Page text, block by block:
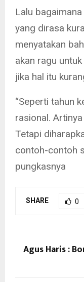
Lalu
yang dirasa
menyatakan
akan ragu
jika hal itu
“Seperti tahun
rasional.
Tetapi
contoh-contoh
pungkasnya
SHARE 0
Agus Haris :